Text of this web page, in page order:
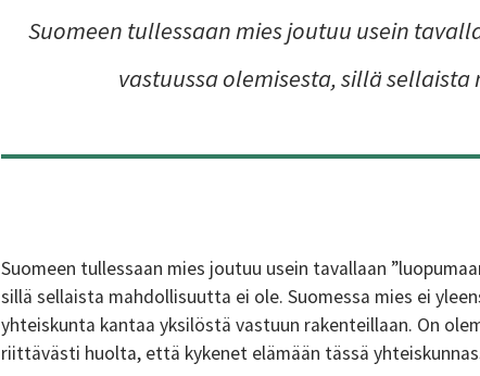
Suomeen tullessaan mies joutuu usein
vastuussa olemisesta, sillä
Suomeen tullessaan mies joutuu usein tavallaan
sillä sellaista mahdollisuutta ei ole. Suomessa mies ei
yhteiskunta kantaa yksilöstä vastuun rakenteillaan. On
riittävästi huolta, että kykenet elämään tässä